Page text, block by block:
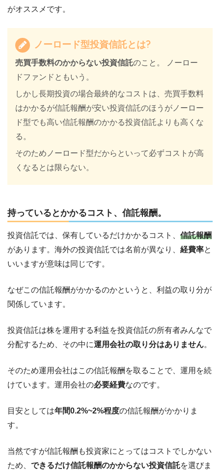
がオススメです。
ノーロード型投資信託とは?
売買手数料のかからない投資信託のこと。 ノーロー
ドファンドともいう。
しかし長期投資の場合最終的なコストは、売買手数料
はかかるが信託報酬が安い投資信託のほうがノーロー
ド型でも高い信託報酬のかかる投資信託よりも高くな
る。
そのためノーロード型だからといって必ずコストが高
くなるとは限らない。
持っているとかかるコスト、信託報酬。
投資信託では、保有しているだけかかるコスト、 信託報酬
があります。海外の投資信託では名前が異なり、 経費率と
いいますが意味は同じです。
なぜこの信託報酬がかかるのかというと、利益の取り分が
関係しています。
投資信託は株を運用する利益を投資信託の所有者みんなで
分配するため、その中に運用会社の取り分はありません。
そのため運用会社はこの信託報酬を取ることで、運用を続
けています。運用会社の必要経費なのです。
目安としては年間0.2%~2%程度の信託報酬がかかりま
す。
当然ですが信託報酬も投資家にとってはコストでしかない
ため、 できるだけ信託報酬のかからない投資信託を選びま